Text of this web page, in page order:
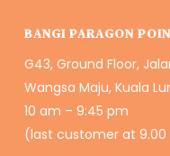
BANGI PARAGON
G43, Ground Floor,
Wangsa Maju, Kuala
10 am – 9:45 pm
(last customer at